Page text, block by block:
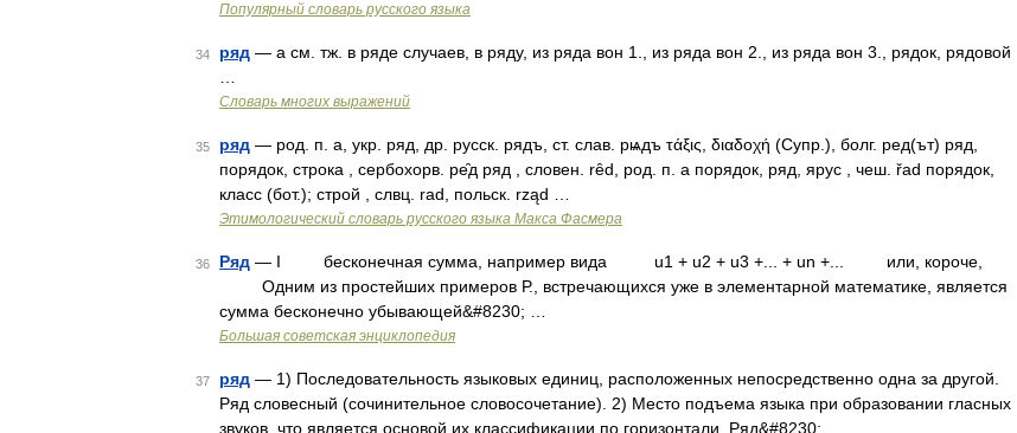
Популярный словарь русского языка
34 ряд — а см. тж. в ряде случаев, в ряду, из ряда вон 1., из ряда вон 2., из ряда вон 3., рядок, рядовой
Словарь многих выражений
35 ряд — род. п. а, укр. ряд, др. русск. рядъ, ст. слав. рѩдъ τάξις, διαδοχή (Супр.), болг. ред(ът) ряд,
порядок, строка , сербохорв. ре̑д ряд , словен. rȇd, род. п. а порядок, ряд, ярус , чеш. řad порядок,
класс (бот.); строй , слвц. rad, польск. rząd …
Этимологический словарь русского языка Макса Фасмера
36 Ряд — I бесконечная сумма, например вида u1 + u2 + u3 +... + un +... или, короче,
Одним из простейших примеров Р., встречающихся уже в элементарной математике, является
сумма бесконечно убывающей&#8230; …
Большая советская энциклопедия
37 ряд — 1) Последовательность языковых единиц, расположенных непосредственно одна за другой.
Ряд словесный (сочинительное словосочетание). 2) Место подъема языка при образовании гласных
звуков, что является основой их классификации по горизонтали. Ряд&#8230; …